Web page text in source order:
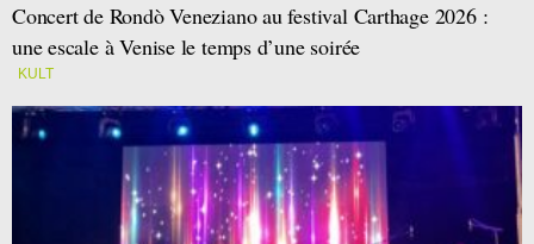
Concert de Rondò Veneziano au festival Carthage 2026 :
une escale à Venise le temps d’une soirée
KULT